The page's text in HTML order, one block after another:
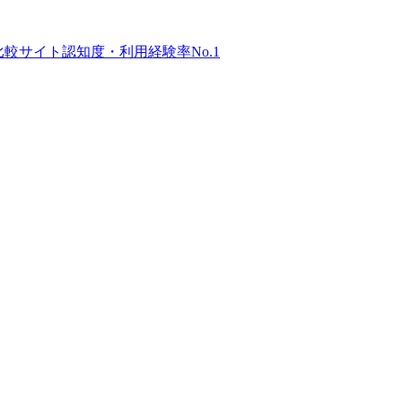
サイト 認知度・利用経験率No.1